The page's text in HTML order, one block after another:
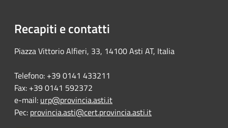
Recapiti e contatti
Piazza Vittorio Alfieri, 33, 14100 Asti AT, Italia
Telefono: +39 0141 433211
Fax: +39 0141 592372
e-mail: urp@provincia.asti.it
Pec: provincia.asti@cert.provincia.asti.it